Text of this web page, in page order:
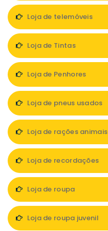
Loja de telemóveis
Loja de Tintas
Loja de Penhores
Loja de pneus usados
Loja de rações animais
Loja de recordações
Loja de roupa
Loja de roupa juvenil